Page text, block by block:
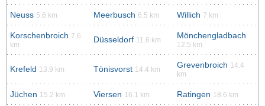
Neuss 5.6 km Meerbusch 6.5 km Willich 7 km
Korschenbroich 7.6
km
Düsseldorf 11.6 km Mönchengladbach
12.5 km
Krefeld 13.9 km Tönisvorst 14.4 km Grevenbroich 14.4
km
Jüchen 15.2 km Viersen 16.1 km Ratingen 18.6 km